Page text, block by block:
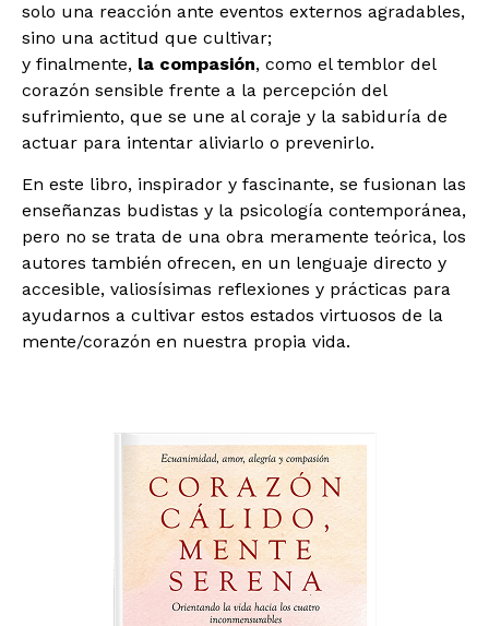
solo una reacción ante eventos externos agradables,
sino una actitud que cultivar;
y finalmente, la compasión, como el temblor del
corazón sensible frente a la percepción del
sufrimiento, que se une al coraje y la sabiduría de
actuar para intentar aliviarlo o prevenirlo.
En este libro, inspirador y fascinante, se fusionan las
enseñanzas budistas y la psicología contemporánea,
pero no se trata de una obra meramente teórica, los
autores también ofrecen, en un lenguaje directo y
accesible, valiosísimas reflexiones y prácticas para
ayudarnos a cultivar estos estados virtuosos de la
mente/corazón en nuestra propia vida.